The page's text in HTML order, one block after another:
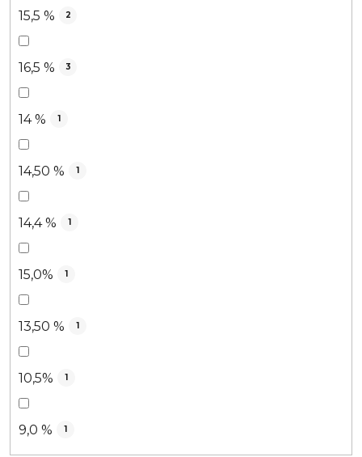
15,5 % 2
16,5 % 3
14 % 1
14,50 % 1
14,4 % 1
15,0% 1
13,50 % 1
10,5% 1
9,0 % 1